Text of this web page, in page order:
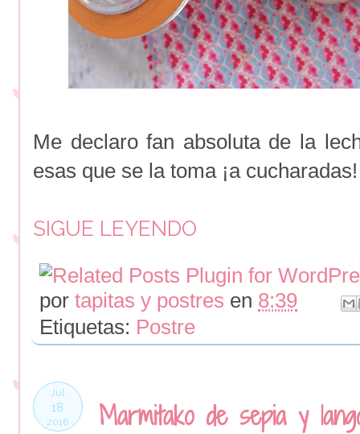
Me declaro fan absoluta de la
esas que se la toma ¡a cucharadas!
SIGUE LEYENDO
por tapitas y postres en 8:39
Etiquetas: Postre
Jul
18
2016 Marmitako de sepia y